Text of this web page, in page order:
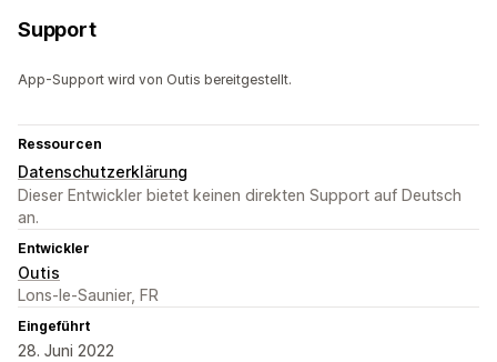
Support
App-Support wird von Outis bereitgestellt.
Ressourcen
Datenschutzerklärung
Dieser Entwickler bietet keinen direkten Support auf Deutsch
an.
Entwickler
Outis
Lons-le-Saunier, FR
Eingeführt
28. Juni 2022